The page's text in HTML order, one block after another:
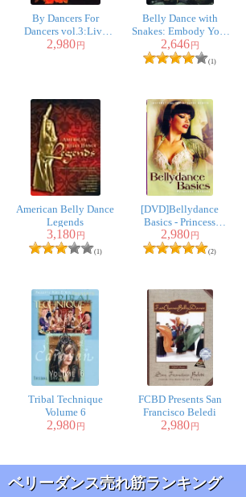
By Dancers For
Dancers vol.3:Live
Belly Dance
2,980円
Belly Dance with
Snakes: Embody Your
Inner Serpent with
Serpentessa
2,646円
(1)
American Belly Dance
Legends
3,180 円
(1)
[DVD]Bellydance
Basics - Princess
Farhana
2,980 円
(2)
Tribal Technique
Volume 6
2,980円
FCBD Presents San
Francisco Beledi
2,980円
ベリーダンス売れ筋ランキング